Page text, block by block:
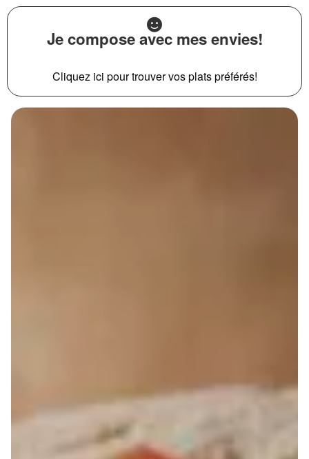
Je compose avec mes envies!
Cliquez ici pour trouver vos plats préférés!